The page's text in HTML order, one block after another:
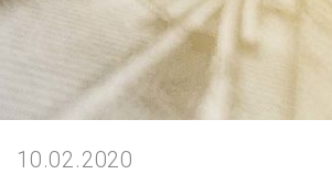
10.02.2020